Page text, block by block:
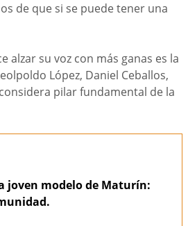
de que si se puede tener una
su voz con más ganas es la
López, Daniel Ceballos,
pilar fundamental de la
joven modelo de Maturín: